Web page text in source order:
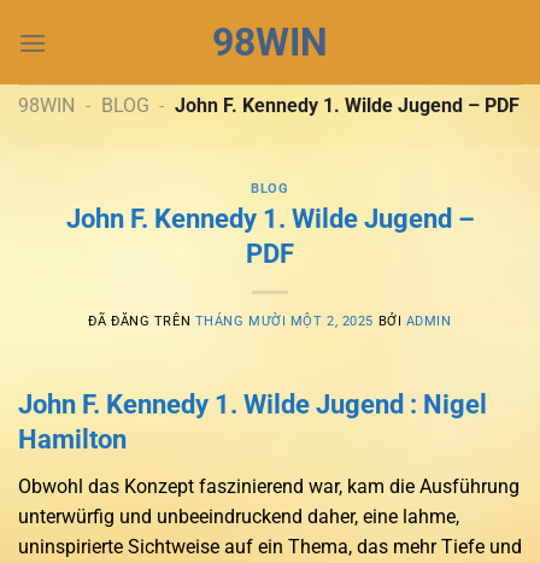
đến
dung
98WIN
98WIN - BLOG - John F. Kennedy 1. Wilde Jugend – PDF
BLOG
John F. Kennedy 1. Wilde Jugend –
PDF
ĐÃ ĐĂNG TRÊN THÁNG MƯỜI MỘT 2, 2025 BỞI ADMIN
John F. Kennedy 1. Wilde Jugend : Nigel
Hamilton
Obwohl das Konzept faszinierend war, kam die Ausführung
unterwürfig und unbeeindruckend daher, eine lahme,
uninspirierte Sichtweise auf ein Thema, das mehr Tiefe und